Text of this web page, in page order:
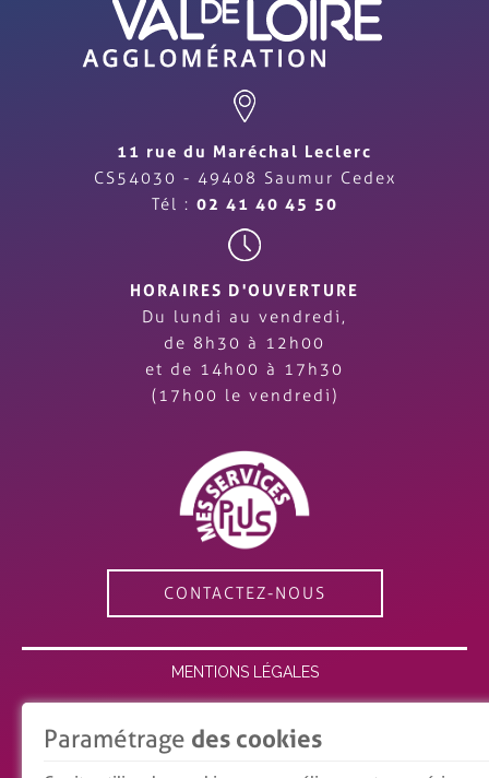
Paramétrage des cookies
11 rue du Maréchal Leclerc
CS54030 - 49408 Saumur Cedex
Tél : 02 41 40 45 50
HORAIRES D'OUVERTURE
Du lundi au vendredi,
de 8h30 à 12h00
et de 14h00 à 17h30
(17h00 le vendredi)
CONTACTEZ-NOUS
MENTIONS LÉGALES